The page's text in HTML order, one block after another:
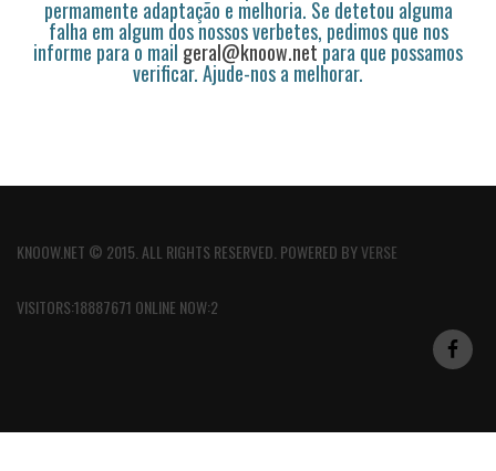
permamente adaptação e melhoria. Se detetou alguma
falha em algum dos nossos verbetes, pedimos que nos
informe para o mail geral@knoow.netpara que possamos
verificar. Ajude-nos a melhorar.
KNOOW.NET © 2015. ALL RIGHTS RESERVED. POWERED BYVERSE
VISITORS:18887671 ONLINE NOW:2